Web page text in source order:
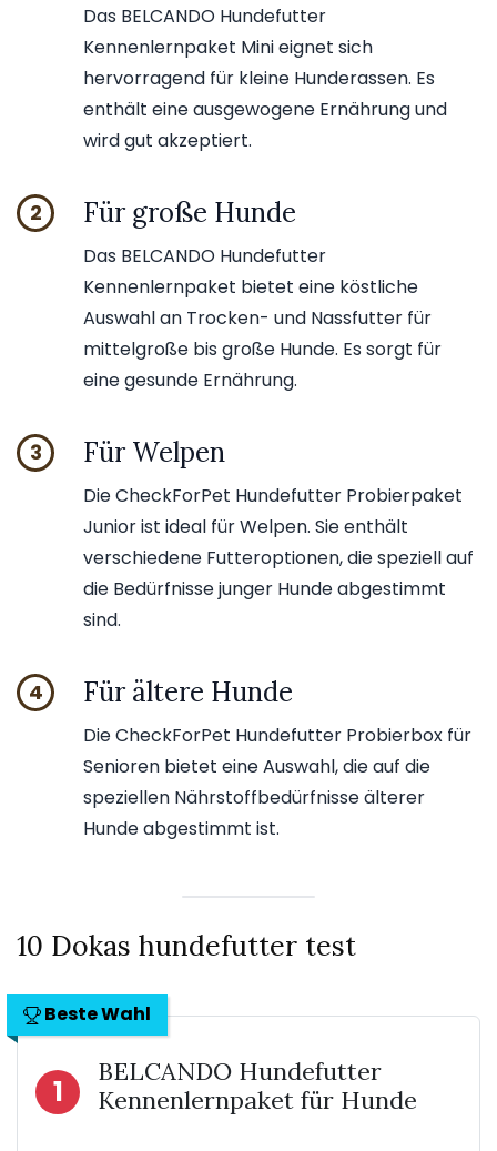
Das BELCANDO Hundefutter
Kennenlernpaket Mini eignet sich
hervorragend für kleine Hunderassen. Es
enthält eine ausgewogene Ernährung und
wird gut akzeptiert.
2 Für große Hunde
Das BELCANDO Hundefutter
Kennenlernpaket bietet eine köstliche
Auswahl an Trocken- und Nassfutter für
mittelgroße bis große Hunde. Es sorgt für
eine gesunde Ernährung.
3 Für Welpen
Die CheckForPet Hundefutter Probierpaket
Junior ist ideal für Welpen. Sie enthält
verschiedene Futteroptionen, die speziell auf
die Bedürfnisse junger Hunde abgestimmt
sind.
4 Für ältere Hunde
Die CheckForPet Hundefutter Probierbox für
Senioren bietet eine Auswahl, die auf die
speziellen Nährstoffbedürfnisse älterer
Hunde abgestimmt ist.
10 Dokas hundefutter test
Beste Wahl
1
BELCANDO Hundefutter
Kennenlernpaket für Hunde